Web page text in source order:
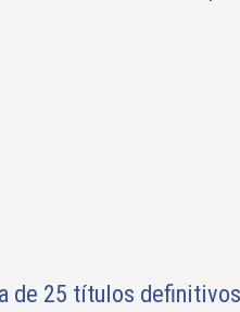
de 25 títulos